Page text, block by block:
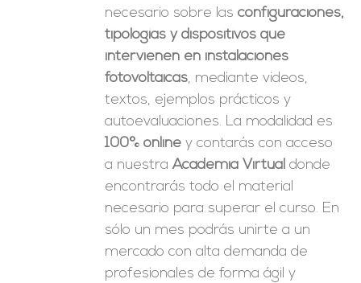
necesario sobre lasconfiguraciones,
tipologías y dispositivos que
intervienen en instalaciones
fotovoltaicas, mediante videos,
textos, ejemplos prácticos y
autoevaluaciones. La modalidad es
100% online y contarás con acceso
a nuestraAcademia Virtual donde
encontrarás todo el material
necesario para superar el curso. En
sólo un mes podrás unirte a un
mercado con alta demanda de
profesionales de forma ágil y